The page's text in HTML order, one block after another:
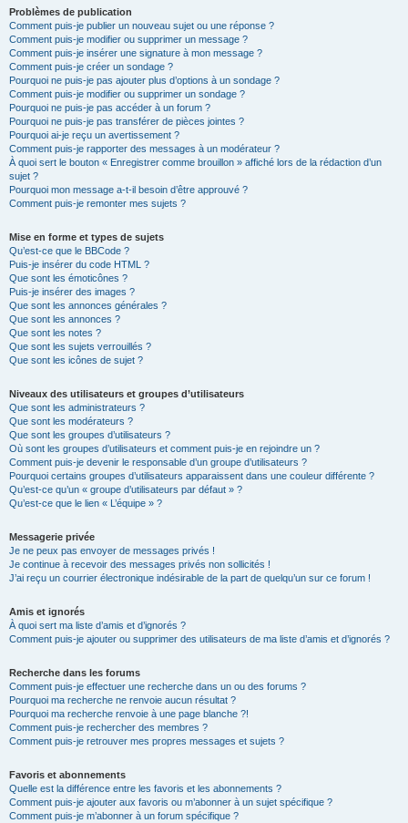
Problèmes de publication
Comment puis-je publier un nouveau sujet ou une réponse ?
Comment puis-je modifier ou supprimer un message ?
Comment puis-je insérer une signature à mon message ?
Comment puis-je créer un sondage ?
Pourquoi ne puis-je pas ajouter plus d’options à un sondage ?
Comment puis-je modifier ou supprimer un sondage ?
Pourquoi ne puis-je pas accéder à un forum ?
Pourquoi ne puis-je pas transférer de pièces jointes ?
Pourquoi ai-je reçu un avertissement ?
Comment puis-je rapporter des messages à un modérateur ?
À quoi sert le bouton « Enregistrer comme brouillon » affiché lors de la rédaction d’un
sujet ?
Pourquoi mon message a-t-il besoin d’être approuvé ?
Comment puis-je remonter mes sujets ?
Mise en forme et types de sujets
Qu’est-ce que le BBCode ?
Puis-je insérer du code HTML ?
Que sont les émoticônes ?
Puis-je insérer des images ?
Que sont les annonces générales ?
Que sont les annonces ?
Que sont les notes ?
Que sont les sujets verrouillés ?
Que sont les icônes de sujet ?
Niveaux des utilisateurs et groupes d’utilisateurs
Que sont les administrateurs ?
Que sont les modérateurs ?
Que sont les groupes d’utilisateurs ?
Où sont les groupes d’utilisateurs et comment puis-je en rejoindre un ?
Comment puis-je devenir le responsable d’un groupe d’utilisateurs ?
Pourquoi certains groupes d’utilisateurs apparaissent dans une couleur différente ?
Qu’est-ce qu’un « groupe d’utilisateurs par défaut » ?
Qu’est-ce que le lien « L’équipe » ?
Messagerie privée
Je ne peux pas envoyer de messages privés !
Je continue à recevoir des messages privés non sollicités !
J’ai reçu un courrier électronique indésirable de la part de quelqu’un sur ce forum !
Amis et ignorés
À quoi sert ma liste d’amis et d’ignorés ?
Comment puis-je ajouter ou supprimer des utilisateurs de ma liste d’amis et d’ignorés ?
Recherche dans les forums
Comment puis-je effectuer une recherche dans un ou des forums ?
Pourquoi ma recherche ne renvoie aucun résultat ?
Pourquoi ma recherche renvoie à une page blanche ?!
Comment puis-je rechercher des membres ?
Comment puis-je retrouver mes propres messages et sujets ?
Favoris et abonnements
Quelle est la différence entre les favoris et les abonnements ?
Comment puis-je ajouter aux favoris ou m’abonner à un sujet spécifique ?
Comment puis-je m’abonner à un forum spécifique ?